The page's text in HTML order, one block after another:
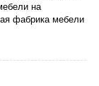
на
фабрика мебели